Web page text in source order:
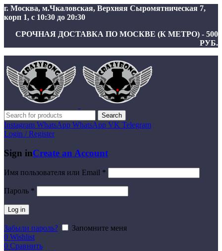
г. Москва, м.Чкаловская, Верхняя Сыромятническая 7,
корп 1, с 10:30 до 20:30
СРОЧНАЯ ДОСТАВКА ПО МОСКВЕ (К МЕТРО) - 500
РУБ.
Search
Instagram WhatsApp WhatsApp VK Telegram
Login / Register
Sign inCreate an Account
Имя пользователя или Email *
Пароль *
Log in
Забыли пароль?
Запомните меня
0 Wishlist
0 Сравнить